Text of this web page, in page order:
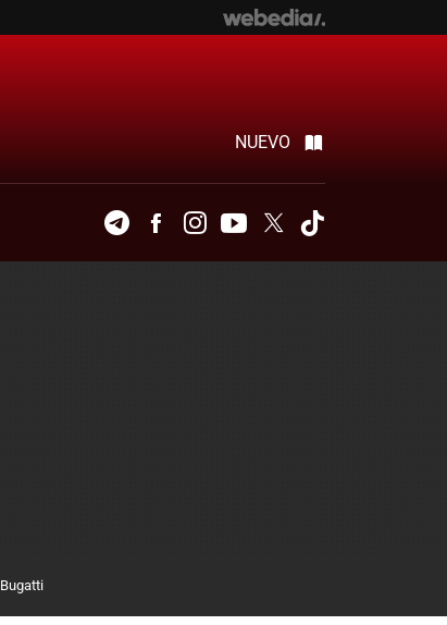
NUEVO
TelegramFacebookInstagramYoutubeTwitter
Bugatti